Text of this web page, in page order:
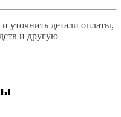
уточнить детали оплаты,
и другую